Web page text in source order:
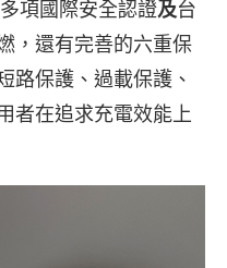
項國際安全認證及台
，還有完善的六重保
路保護、過載保護、
者在追求充電效能上